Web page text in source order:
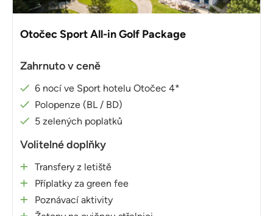
Otočec Sport All-in Golf Package
Zahrnuto v ceně
6 nocí ve Sport hotelu Otočec 4*
Polopenze (BL / BD)
5 zelených poplatků
Volitelné doplňky
Transfery z letiště
Příplatky za green fee
Poznávací aktivity